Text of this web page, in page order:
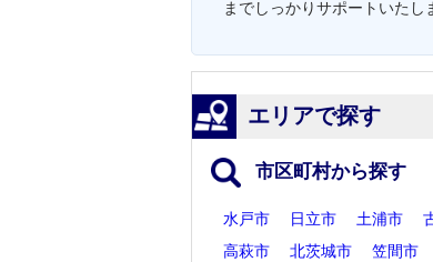
までしっかりサポートいたし
エリアで探す
市区町村から探す
水戸市 日立市 土浦市
高萩市
北茨城市 笠間市